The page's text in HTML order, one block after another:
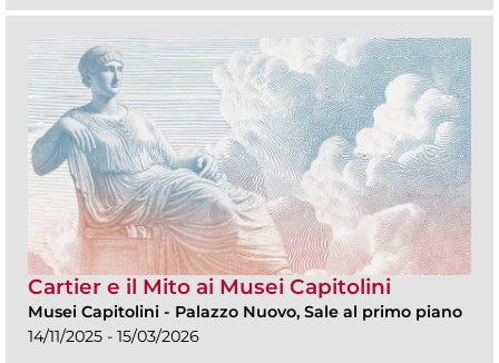
Cartier e il Mito ai Musei Capitolini
Musei Capitolini - Palazzo Nuovo, Sale al primo piano
14/11/2025 - 15/03/2026